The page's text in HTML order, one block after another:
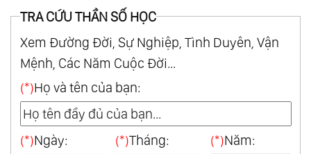
TRA CỨU THẦN SỐ HỌC
Xem Đường Đời, Sự Nghiệp, Tình Duyên, Vận
Mệnh, Các Năm Cuộc Đời...
(*)Họ và tên của bạn:
(*)Ngày: (*)Tháng: (*)Năm: